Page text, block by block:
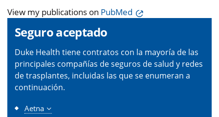
View my publications on PubMed
Seguro aceptado
Duke Health tiene contratos con la mayoría de las
principales compañías de seguros de salud y redes
de trasplantes, incluidas las que se enumeran a
continuación.
Aetna